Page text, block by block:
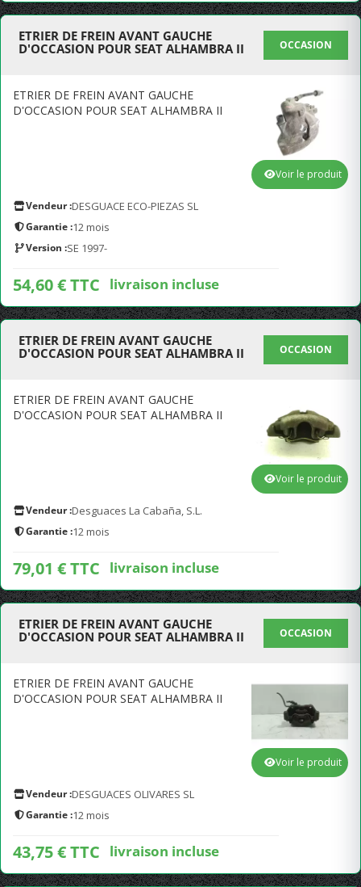
ETRIER DE FREIN AVANT GAUCHE
D'OCCASION POUR SEAT ALHAMBRA II
OCCASION
ETRIER DE FREIN AVANT GAUCHE
D'OCCASION POUR SEAT ALHAMBRA II
Vendeur :DESGUACE ECO-PIEZAS SL
Garantie :12 mois
Version :SE 1997-
54,60 € TTC livraison incluse
Voir le produit
ETRIER DE FREIN AVANT GAUCHE
D'OCCASION POUR SEAT ALHAMBRA II
OCCASION
ETRIER DE FREIN AVANT GAUCHE
D'OCCASION POUR SEAT ALHAMBRA II
Vendeur :Desguaces La Cabaña, S.L.
Garantie :12 mois
79,01 € TTC livraison incluse
Voir le produit
ETRIER DE FREIN AVANT GAUCHE
D'OCCASION POUR SEAT ALHAMBRA II
OCCASION
ETRIER DE FREIN AVANT GAUCHE
D'OCCASION POUR SEAT ALHAMBRA II
Vendeur :DESGUACES OLIVARES SL
Garantie :12 mois
43,75 € TTC livraison incluse
Voir le produit